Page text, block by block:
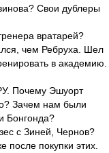
Свои дублеры
вратарей?
чем Ребруха. Шел
в академию.
Почему Эшуорт
Зачем нам были
Бонгонда?
с Зиней, Чернов?
после покупки этих.